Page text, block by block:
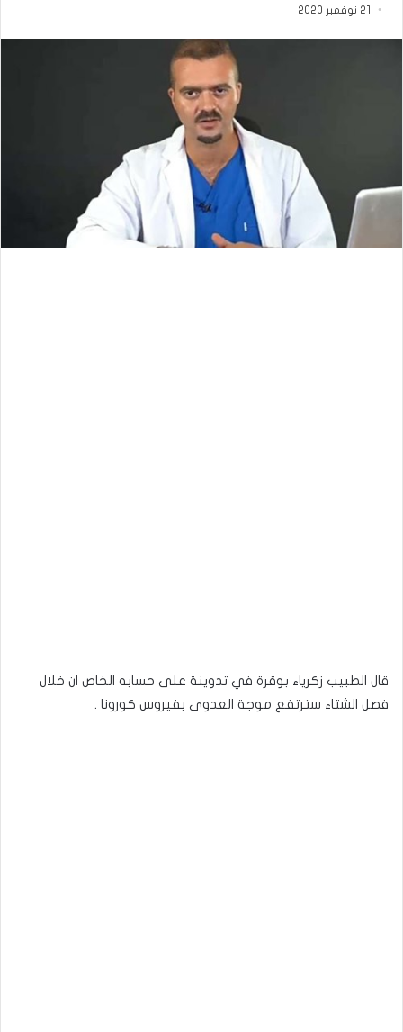
21 نوفمبر 2020
قال الطبيب زكرياء بوقرة في تدوينة على حسابه الخاص ان خلال
فصل الشتاء سترتفع موجة العدوى بفيروس كورونا .